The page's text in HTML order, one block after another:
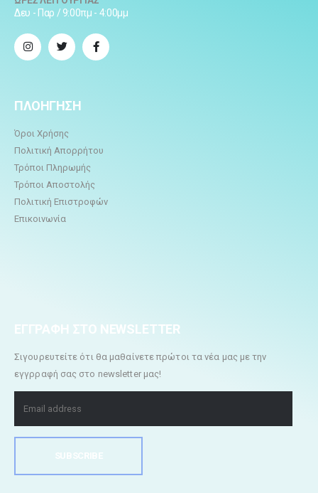
Δευ - Παρ / 9:00πμ - 4:00μμ
ΠΛΟΗΓΗΣΗ
Όροι Χρήσης
Πολιτική Απορρήτου
Τρόποι Πληρωμής
Τρόποι Αποστολής
Πολιτική Επιστροφών
Επικοινωνία
ΕΓΓΡΑΦΗ ΣΤΟ NEWSLETTER
Σιγουρευτείτε ότι θα μαθαίνετε πρώτοι τα νέα μας με την
εγγρραφή σας στο newsletter μας!